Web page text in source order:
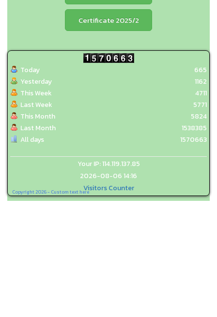
Copyright 2026 - Custom text here
Certificate 2025/2
Today
Yesterday
This Week
Last Week
This Month
Last Month
All days
665
1162
4711
5771
5824
1538385
1570663
Your IP: 114.119.137.85
2026-08-06 14:16
Visitors Counter